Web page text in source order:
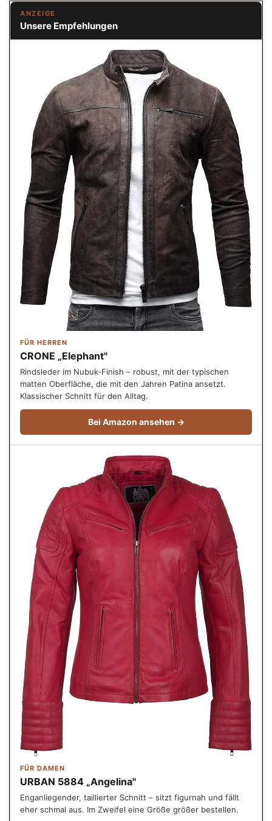
ANZEIGE
Unsere Empfehlungen
FÜR HERREN
CRONE „Elephant"
Rindsleder im Nubuk-Finish – robust, mit der typischen
matten Oberfläche, die mit den Jahren Patina ansetzt.
Klassischer Schnitt für den Alltag.
Bei Amazon ansehen →
FÜR DAMEN
URBAN 5884 „Angelina"
Enganliegender, taillierter Schnitt – sitzt figurnah und fällt
eher schmal aus. Im Zweifel eine Größe größer bestellen.